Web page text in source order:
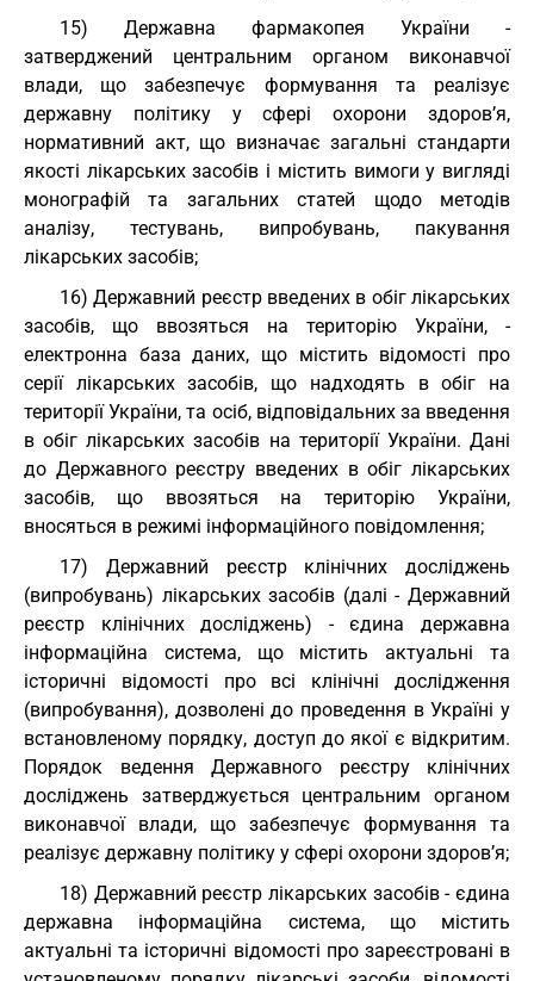
15) Державна фармакопея України -
затверджений центральним органом виконавчої
влади, що забезпечує формування та реалізує
державну політику у сфері охорони здоров’я,
нормативний акт, що визначає загальні стандарти
якості лікарських засобів і містить вимоги у вигляді
монографій та загальних статей щодо методів
аналізу, тестувань, випробувань, пакування
лікарських засобів;
16) Державний реєстр введених в обіг лікарських
засобів, що ввозяться на територію України, -
електронна база даних, що містить відомості про
серії лікарських засобів, що надходять в обіг на
території України, та осіб, відповідальних за введення
в обіг лікарських засобів на території України. Дані
до Державного реєстру введених в обіг лікарських
засобів, що ввозяться на територію України,
вносяться в режимі інформаційного повідомлення;
17) Державний реєстр клінічних досліджень
(випробувань) лікарських засобів (далі - Державний
реєстр клінічних досліджень) - єдина державна
інформаційна система, що містить актуальні та
історичні відомості про всі клінічні дослідження
(випробування), дозволені до проведення в Україні у
встановленому порядку, доступ до якої є відкритим.
Порядок ведення Державного реєстру клінічних
досліджень затверджується центральним органом
виконавчої влади, що забезпечує формування та
реалізує державну політику у сфері охорони здоров’я;
18) Державний реєстр лікарських засобів - єдина
державна інформаційна система, що містить
актуальні та історичні відомості про зареєстровані в